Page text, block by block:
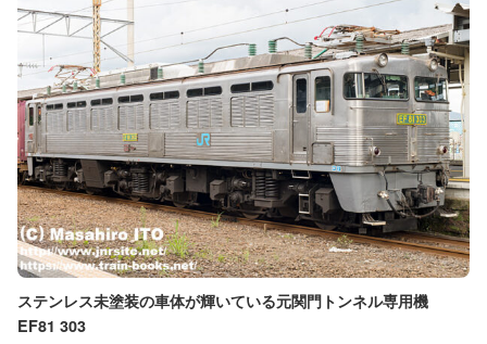
ステンレス未塗装の車体が輝いている元関門トンネル専用機
EF81 303